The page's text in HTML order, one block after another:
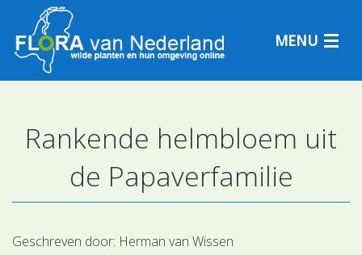
MENU
Plantensoorten
Plantengemeenschappen
Determineren
Rankende helmbloem uit
de Papaverfamilie
Geschreven door: Herman van Wissen